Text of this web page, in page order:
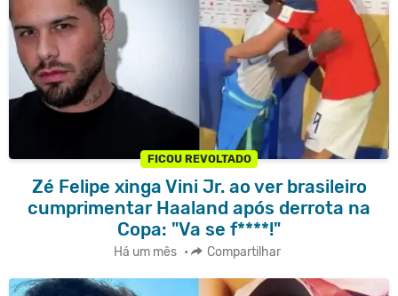
FICOU REVOLTADO
Zé Felipe xinga Vini Jr. ao ver brasileiro
cumprimentar Haaland após derrota na
Copa: "Va se f****!"
Há um mês • Compartilhar